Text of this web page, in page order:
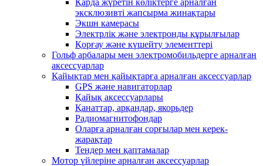
эксклюзивті жапсырма жинақтары
Экшн камерасы
Электрлік және электронды құрылғылар
Қорғау және күшейту элементтері
Гольф арбалары мен электромобильдерге арналған
аксессуарлар
Қайықтар мен қайықтарға арналған аксессуарлар
GPS және навигаторлар
Қайық аксессуарлары
Қанаттар, арқандар, якорьдер
Радиомагнитофондар
Оларға арналған сорғылар мен керек-
жарақтар
Тендер мен қаптамалар
Мотор үйлеріне арналған аксессуарлар